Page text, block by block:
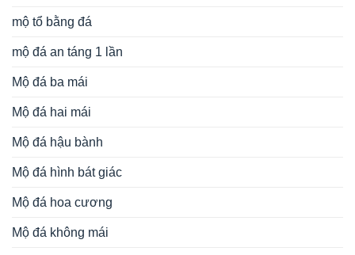
mộ tổ bằng đá
mộ đá an táng 1 lần
Mộ đá ba mái
Mộ đá hai mái
Mộ đá hậu bành
Mộ đá hình bát giác
Mộ đá hoa cương
Mộ đá không mái